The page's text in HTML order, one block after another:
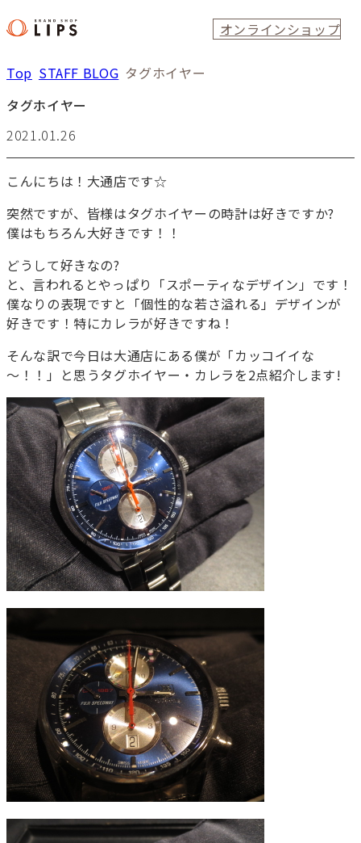
オンラインショップ
Top STAFF BLOG タグホイヤー
タグホイヤー
2021.01.26
こんにちは！大通店です☆
突然ですが、皆様はタグホイヤーの時計は好きですか?
僕はもちろん大好きです！！
どうして好きなの?
と、言われるとやっぱり「スポーティなデザイン」です！
僕なりの表現ですと「個性的な若さ溢れる」デザインが
好きです！特にカレラが好きですね！
そんな訳で今日は大通店にある僕が「カッコイイな
～！！」と思うタグホイヤー・カレラを2点紹介します!